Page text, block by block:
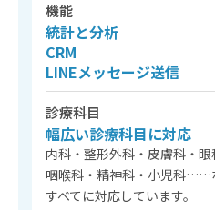
機能
統計と分析
CRM
LINEメッセージ送信
診療科目
幅広い診療科目に対応
内科・整形外科・皮膚科・
咽喉科・精神科・小児科……
すべてに対応しています。